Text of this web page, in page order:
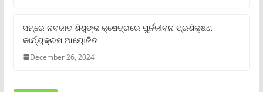
ସମ୍‌ରେ ନବଜାତ ଶିଶୁଙ୍କ କ୍ଷେତ୍ରରେ ପୁର୍ନଜୀବନ ପ୍ରଶିକ୍ଷଣ
କାର୍ଯ୍ୟକ୍ରମ ଆୟୋଜିତ
December 26, 2024